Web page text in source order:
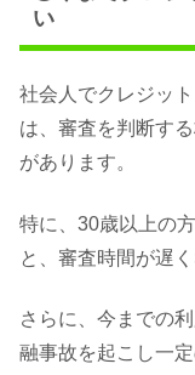
い
社会人でクレジッ
は、審査を判断す
があります。
特に、30歳以上の
と、審査時間が遅
さらに、今までの
融事故を起こし一